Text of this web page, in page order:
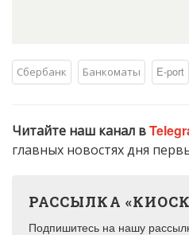
Сбербанк Банкоматы E-port
Читайте наш канал в
главных новостях дня
РАССЫЛКА
Подпишитесь на нашу